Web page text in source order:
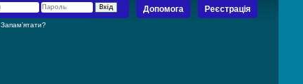
Реєстрація
Допомога
Запам’ятати?